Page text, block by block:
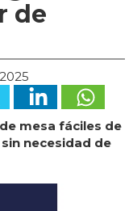
de
mesa fáciles de
necesidad de